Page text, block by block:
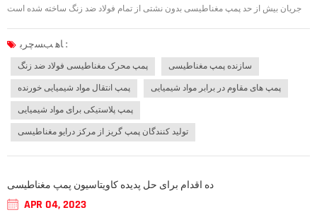
جریان بیش از حد پمپ مغناطیسی بدون نشتی از تمام فولاد ضد زنگ ساخته شده است
ﺎﻫ ﺐﺴﭼﺮﺑ :
پمپ محرک مغناطیسی فولاد ضد زنگ سازنده پمپ مغناطیسی
پمپ انتقال مواد شیمیایی خورنده پمپ های مقاوم در برابر مواد شیمیایی
پمپ پلاستیکی برای مواد شیمیایی
تولید کنندگان پمپ گریز از مرکز درایو مغناطیسی
ده اقدام برای حل پدیده کاویتاسیون پمپ مغناطیسی
APR 04, 2023